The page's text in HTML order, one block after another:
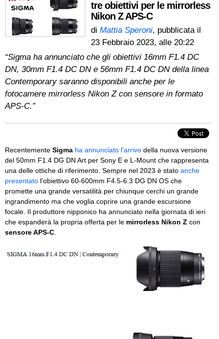
tre obiettivi per le mirrorless
Nikon Z APS-C
di Mattia Speroni, pubblicata il
23 Febbraio 2023, alle 20:22
“Sigma ha annunciato che gli obiettivi 16mm F1.4 DC
DN, 30mm F1.4 DC DN e 56mm F1.4 DC DN della linea
Contemporary saranno disponibili anche per le
fotocamere mirrorless Nikon Z con sensore in formato
APS-C.”
Recentemente Sigma ha annunciato l'arrivo della nuova versione
del 50mm F1.4 DG DN Art per Sony E e L-Mount che rappresenta
una delle ottiche di riferimento. Sempre nel 2023 è stato anche
presentato l'obiettivo 60-600mm F4.5-6.3 DG DN OS che
promette una grande versatilità per chiunque cerchi un grande
ingrandimento ma che voglia coprire una grande escursione
focale. Il produttore nipponico ha annunciato nella giornata di ieri
che espanderà la propria offerta per le mirrorless Nikon Z con
sensore APS-C